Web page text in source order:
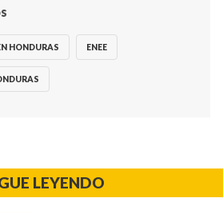
HONDURAS ENEE
LEYENDO